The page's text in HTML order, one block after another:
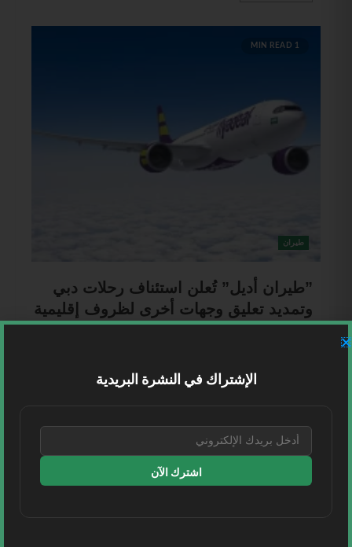
1 MIN READ
طيران
​”طيران أديل” تُعلن استئناف رحلات دبي
وتمديد تعليق وجهات أخرى لظروف إقليمية
Mohammed Ahmad 13 مارس، 2026
تتعلق بجدول رحلاتها الدولية،...
الإشتراك في النشرة البريدية
اشترك الآن